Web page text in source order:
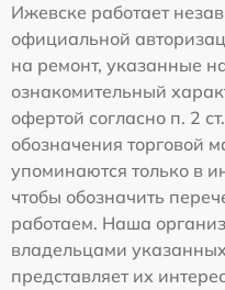
Ижевске работает
официальной
на ремонт, указанные
ознакомительный
офертой согласно п. 2
обозначения торговой
упоминаются только в
чтобы обозначить
работаем. Наша
владельцами
представляет их